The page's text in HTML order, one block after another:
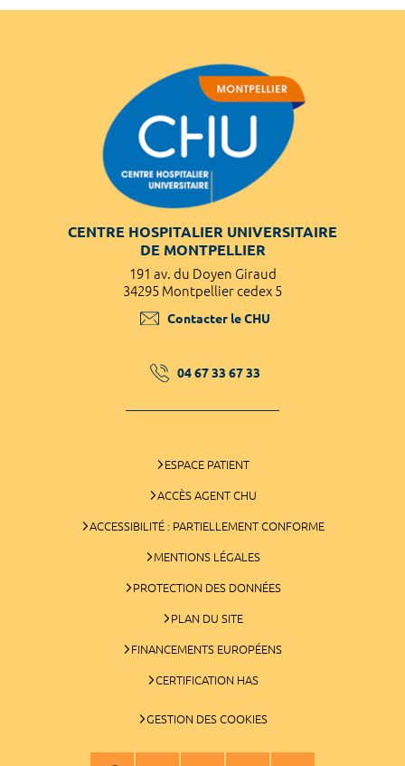
CENTRE HOSPITALIER UNIVERSITAIRE
DE MONTPELLIER
191 av. du Doyen Giraud
34295 Montpellier cedex 5
Contacter le CHU
04 67 33 67 33
ESPACE PATIENT
ACCÈS AGENT CHU
ACCESSIBILITÉ : PARTIELLEMENT CONFORME
MENTIONS LÉGALES
PROTECTION DES DONNÉES
PLAN DU SITE
FINANCEMENTS EUROPÉENS
CERTIFICATION HAS
GESTION DES COOKIES